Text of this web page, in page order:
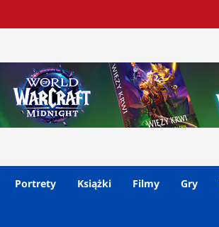
Portrety Książki Filmy Gry